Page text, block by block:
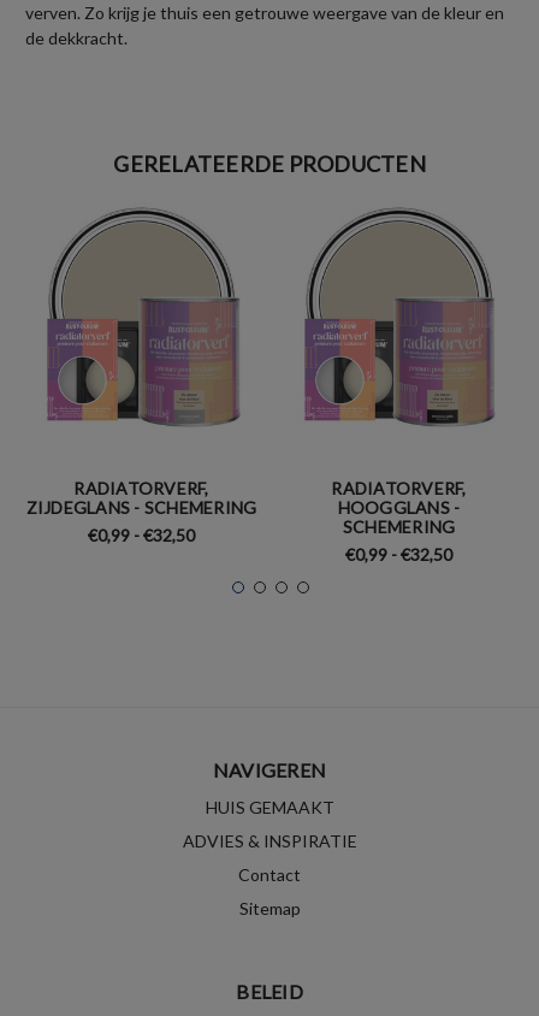
verven. Zo krijg je thuis een getrouwe weergave van de kleur en
de dekkracht.
GERELATEERDE PRODUCTEN
RADIATORVERF,
ZIJDEGLANS - SCHEMERING
€0,99 - €32,50
RADIATORVERF,
HOOGGLANS -
SCHEMERING
€0,99 - €32,50
NAVIGEREN
HUIS GEMAAKT
ADVIES & INSPIRATIE
Contact
Sitemap
BELEID